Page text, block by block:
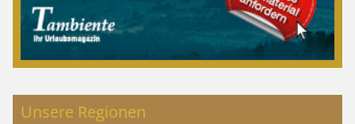
Unsere Regionen